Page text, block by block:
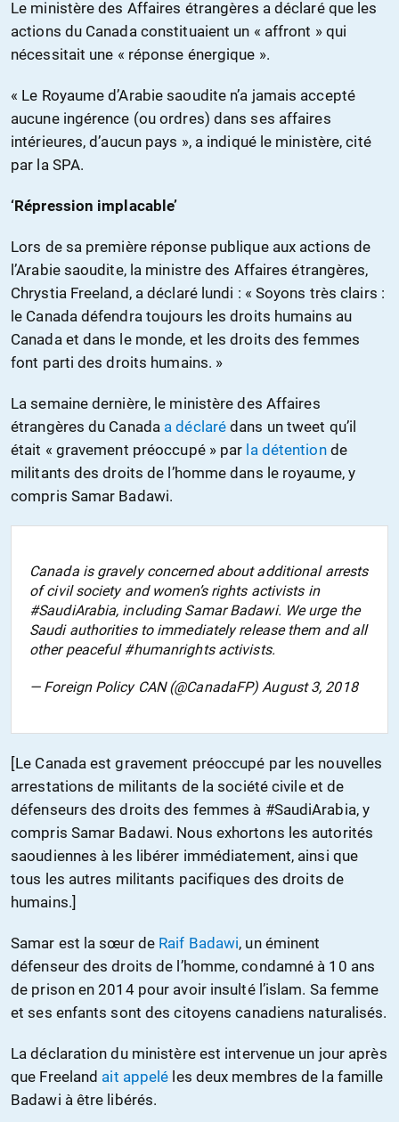
Le ministère des Affaires étrangères a déclaré que les
actions du Canada constituaient un « affront » qui
nécessitait une « réponse énergique ».
« Le Royaume d’Arabie saoudite n’a jamais accepté
aucune ingérence (ou ordres) dans ses affaires
intérieures, d’aucun pays », a indiqué le ministère, cité
par la SPA.
‘Répression implacable’
Lors de sa première réponse publique aux actions de
l’Arabie saoudite, la ministre des Affaires étrangères,
Chrystia Freeland, a déclaré lundi : « Soyons très clairs :
le Canada défendra toujours les droits humains au
Canada et dans le monde, et les droits des femmes
font parti des droits humains. »
La semaine dernière, le ministère des Affaires
étrangères du Canada a déclaré dans un tweet qu’il
était « gravement préoccupé » par la détentionde
militants des droits de l’homme dans le royaume, y
compris Samar Badawi.
Canada is gravely concerned about additional arrests
of civil society and women’s rights activists in
#SaudiArabia, including Samar Badawi. We urge the
Saudi authorities to immediately release them and all
other peaceful #humanrights activists.
— Foreign Policy CAN (@CanadaFP) August 3, 2018
[Le Canada est gravement préoccupé par les nouvelles
arrestations de militants de la société civile et de
défenseurs des droits des femmes à #SaudiArabia, y
compris Samar Badawi. Nous exhortons les autorités
saoudiennes à les libérer immédiatement, ainsi que
tous les autres militants pacifiques des droits de
humains.]
Samar est la sœur de Raif Badawi, un éminent
défenseur des droits de l’homme, condamné à 10 ans
de prison en 2014 pour avoir insulté l’islam. Sa femme
et ses enfants sont des citoyens canadiens naturalisés.
La déclaration du ministère est intervenue un jour après
que Freeland ait appelé les deux membres de la famille
Badawi à être libérés.